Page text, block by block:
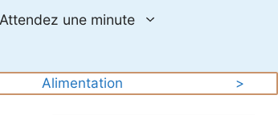
Attendez une minute
Alimentation >